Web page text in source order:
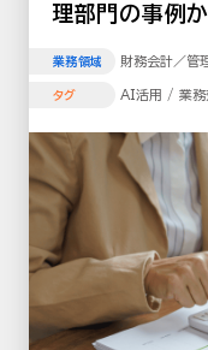
理部門の事例
業務領域 財務会計／管
タグ AI活用 / 業務